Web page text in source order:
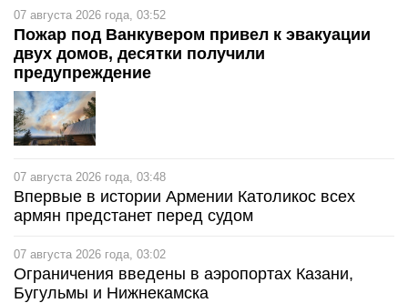
07 августа 2026 года, 03:52
Пожар под Ванкувером привел к эвакуации
двух домов, десятки получили
предупреждение
07 августа 2026 года, 03:48
Впервые в истории Армении Католикос всех
армян предстанет перед судом
07 августа 2026 года, 03:02
Ограничения введены в аэропортах Казани,
Бугульмы и Нижнекамска